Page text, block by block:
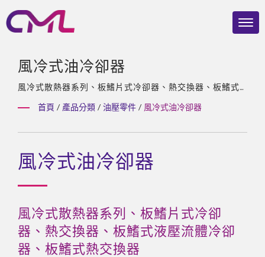
風冷式油冷卻器
風冷式散熱器系列、板鰭片式冷卻器、熱交換器、板鰭式
液壓流體冷卻器、板鰭式熱交換器 / 成立40年液壓泵與閥
首頁 / 產品分類 / 油壓零件 / 風冷式油冷卻器
風冷式油冷卻器
風冷式散熱器系列、板鰭片式冷卻
器、熱交換器、板鰭式液壓流體冷卻
器、板鰭式熱交換器